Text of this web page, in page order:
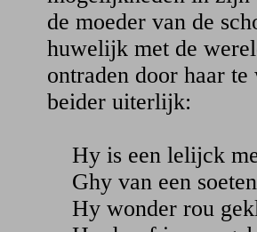
de moeder van de
huwelijk met de
ontraden door haar
beider uiterlijk:
Hy is een lelijck
Ghy van een
Hy wonder rou